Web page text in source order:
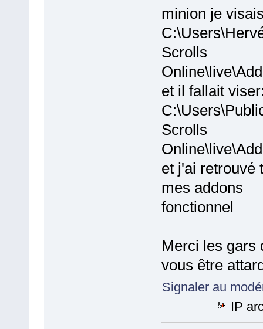
minion je
Scrolls
et il fallait
Scrolls
et j'ai retrouvé
mes addons
fonctionnel
Merci les gars
vous être
Signaler au
IP